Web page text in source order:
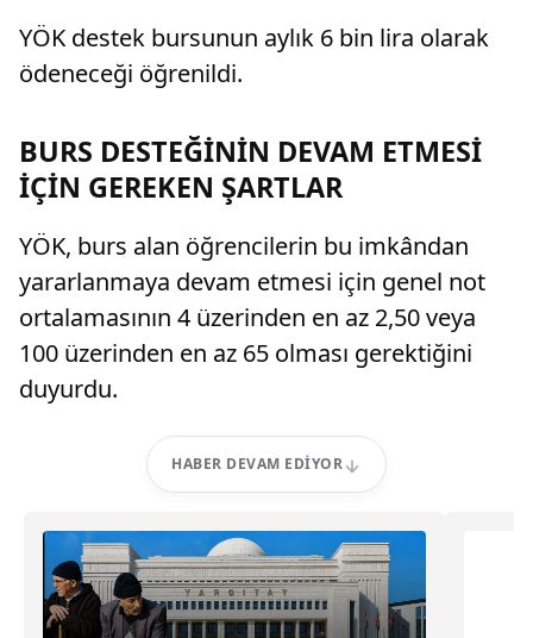
YÖK destek bursunun aylık 6 bin lira olarak
ödeneceği öğrenildi.
BURS DESTEĞİNİN DEVAM ETMESİ
İÇİN GEREKEN ŞARTLAR
YÖK, burs alan öğrencilerin bu imkândan
yararlanmaya devam etmesi için genel not
ortalamasının 4 üzerinden en az 2,50 veya
100 üzerinden en az 65 olması gerektiğini
duyurdu.
HABER DEVAM EDIYOR